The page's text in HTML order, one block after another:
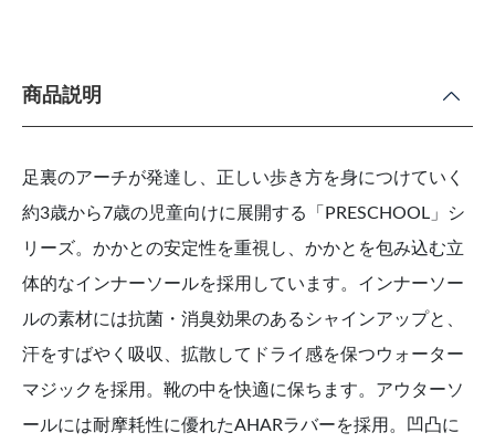
商品説明
足裏のアーチが発達し、正しい歩き方を身につけていく
約3歳から7歳の児童向けに展開する「PRESCHOOL」シ
リーズ。かかとの安定性を重視し、かかとを包み込む立
体的なインナーソールを採用しています。インナーソー
ルの素材には抗菌・消臭効果のあるシャインアップと、
汗をすばやく吸収、拡散してドライ感を保つウォーター
マジックを採用。靴の中を快適に保ちます。アウターソ
ールには耐摩耗性に優れたAHARラバーを採用。凹凸に